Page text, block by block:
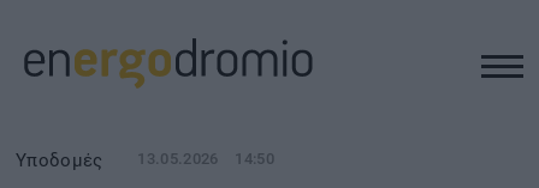
ΥΠΟΔΟΜΕΣ
Υποδομές 13.05.2026 14:50